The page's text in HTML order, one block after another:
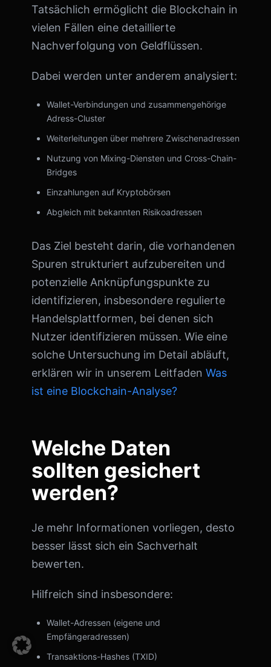
Tatsächlich ermöglicht die Blockchain in
vielen Fällen eine detaillierte
Nachverfolgung von Geldflüssen.
Dabei werden unter anderem analysiert:
Wallet-Verbindungen und zusammengehörige
Adress-Cluster
Weiterleitungen über mehrere Zwischenadressen
Nutzung von Mixing-Diensten und Cross-Chain-
Bridges
Einzahlungen auf Kryptobörsen
Abgleich mit bekannten Risikoadressen
Das Ziel besteht darin, die vorhandenen
Spuren strukturiert aufzubereiten und
potenzielle Anknüpfungspunkte zu
identifizieren, insbesondere regulierte
Handelsplattformen, bei denen sich
Nutzer identifizieren müssen. Wie eine
solche Untersuchung im Detail abläuft,
erklären wir in unserem Leitfaden Was
ist eine Blockchain-Analyse?
Welche Daten
sollten gesichert
werden?
Je mehr Informationen vorliegen, desto
besser lässt sich ein Sachverhalt
bewerten.
Hilfreich sind insbesondere:
Wallet-Adressen (eigene und
Empfängeradressen)
Transaktions-Hashes (TXID)